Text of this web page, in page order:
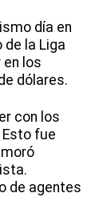
día en
de la Liga
en los
dólares.
con los
Esto fue
de agentes